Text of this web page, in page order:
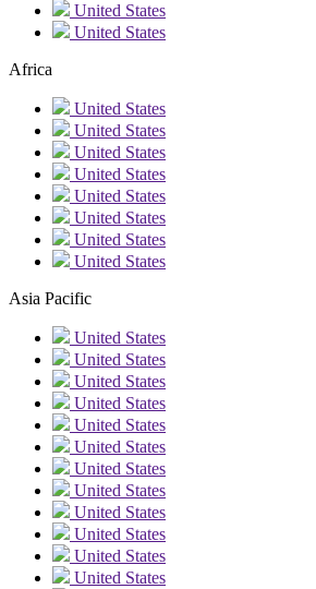
United States
United States
Africa
United States
United States
United States
United States
United States
United States
United States
United States
Asia Pacific
United States
United States
United States
United States
United States
United States
United States
United States
United States
United States
United States
United States